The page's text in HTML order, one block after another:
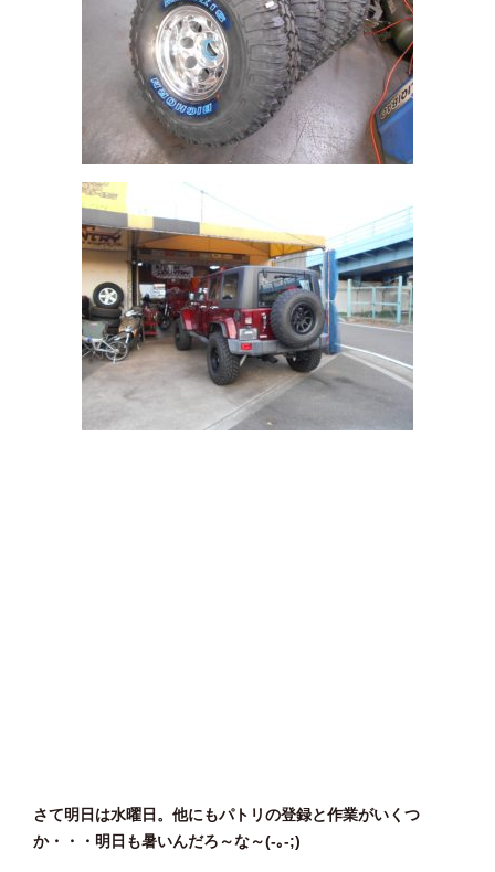
さて明日は水曜日。他にもパトリの登録と作業がいくつ
か・・・明日も暑いんだろ～な～(-｡-;)